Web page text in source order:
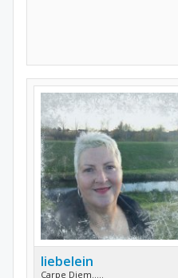
liebelein
Carpe Diem.....